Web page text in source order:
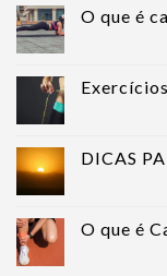
O que é
DICAS
O que é